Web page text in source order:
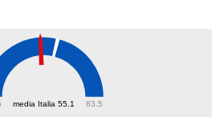
media Italia 55.1 83.5